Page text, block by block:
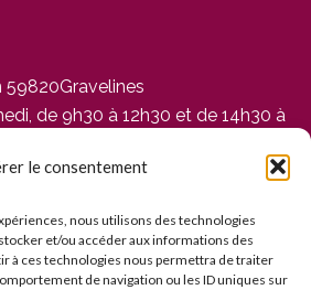
le consentement
nous utilisons des technologies
et/ou accéder aux informations des
à ces technologies nous permettra de traiter
de navigation ou les ID uniques sur
de 9h30 à 12h30 et de 14h30 à